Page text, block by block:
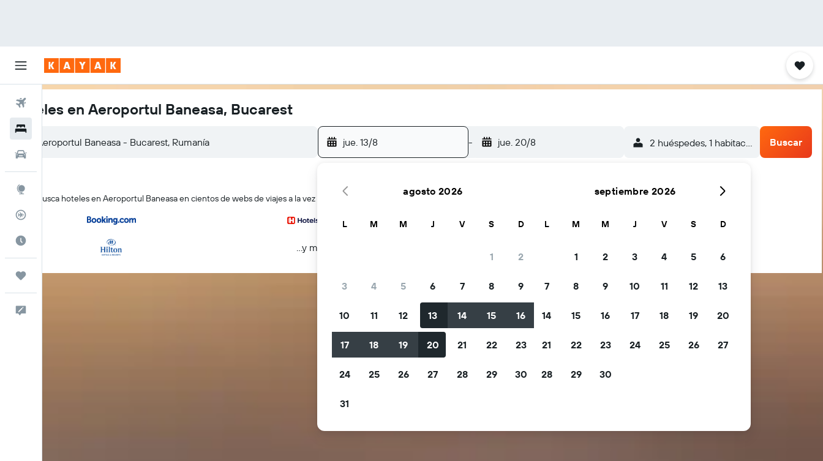
Vuelos
Trips
Hoteles en Aeroportul Baneasa, Bucarest
jue. 13/8 - jue. 20/8 2 huéspedes, 1 habitación Buscar
KAYAK busca hoteles en Aeroportul Baneasa en cientos de webs de viajes a la vez
...y más
agosto 2026
L M M J V S D
1 2
3 4 5 6 7 8 9
10 11 12 13 14 15 16
17 18 19 20 21 22 23
24 25 26 27 28 29 30
31
septiembre 2026
L M M J V S D
1 2 3 4 5 6
7 8 9 10 11 12 13
14 15 16 17 18 19 20
21 22 23 24 25 26 27
28 29 30